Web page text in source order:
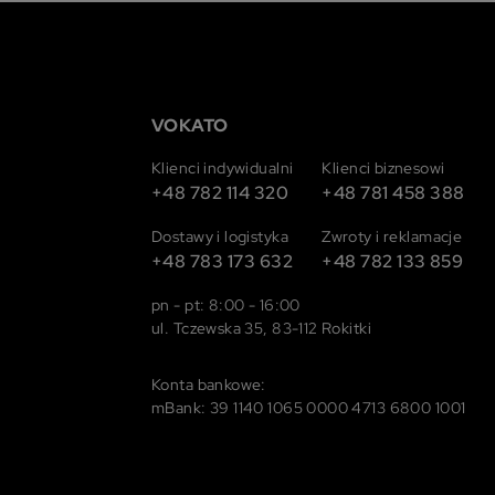
VOKATO
Klienci indywidualni
+48 782 114 320
Klienci biznesowi
+48 781 458 388
Dostawy i logistyka
+48 783 173 632
Zwroty i reklamacje
+48 782 133 859
pn - pt: 8:00 - 16:00
ul. Tczewska 35, 83-112 Rokitki
Konta bankowe:
mBank: 39 1140 1065 0000 4713 6800 1001